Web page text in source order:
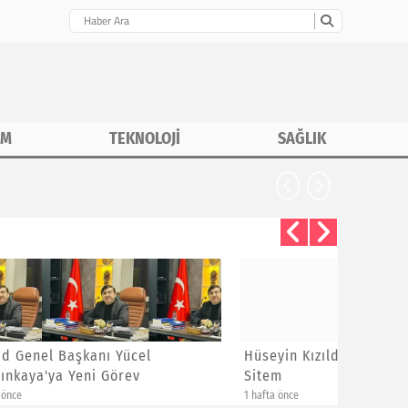
TEKNOLOJİ SAĞLIK
Hüseyin Kızıldaş'dan Ayrılanlara
Sitem